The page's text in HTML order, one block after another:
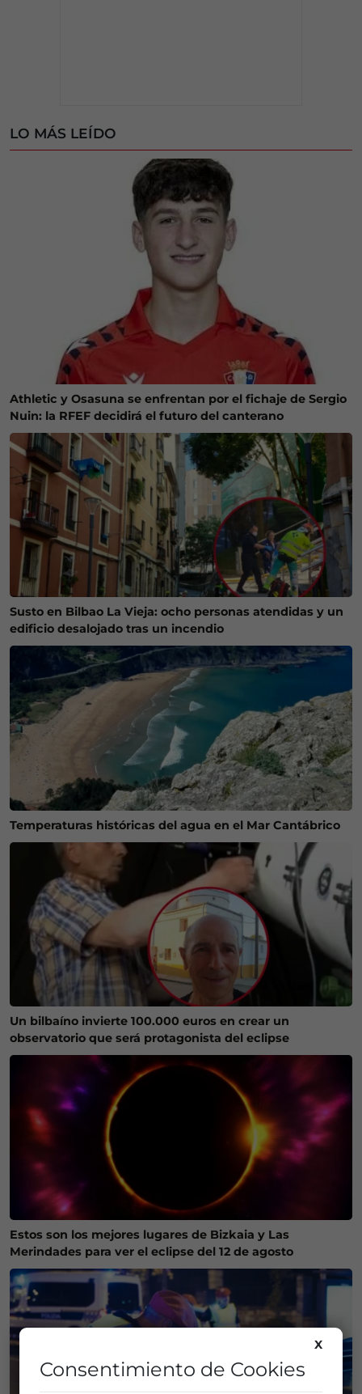
LO MÁS LEÍDO
Athletic y Osasuna se enfrentan por el fichaje de Sergio
Nuin: la RFEF decidirá el futuro del canterano
Susto en Bilbao La Vieja: ocho personas atendidas y un
edificio desalojado tras un incendio
Temperaturas históricas del agua en el Mar Cantábrico
Un bilbaíno invierte 100.000 euros en crear un
observatorio que será protagonista del eclipse
Estos son los mejores lugares de Bizkaia y Las
Merindades para ver el eclipse del 12 de agosto
X
Consentimiento de Cookies